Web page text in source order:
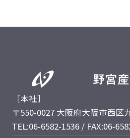
［本社］
〒550-0027 大阪府大阪市西区
TEL:06-6582-1536 / FAX:06-